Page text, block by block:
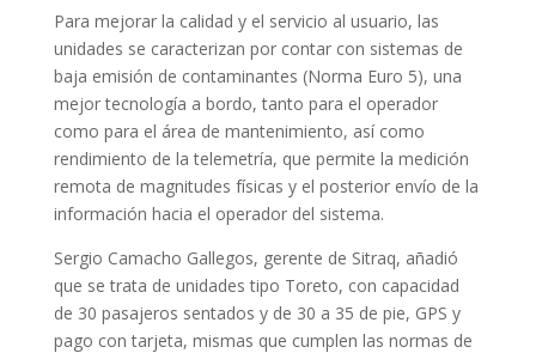
Para mejorar la calidad y el servicio al usuario, las
unidades se caracterizan por contar con sistemas de
baja emisión de contaminantes (Norma Euro 5), una
mejor tecnología a bordo, tanto para el operador
como para el área de mantenimiento, así como
rendimiento de la telemetría, que permite la medición
remota de magnitudes físicas y el posterior envío de la
información hacia el operador del sistema.
Sergio Camacho Gallegos, gerente de Sitraq, añadió
que se trata de unidades tipo Toreto, con capacidad
de 30 pasajeros sentados y de 30 a 35 de pie, GPS y
pago con tarjeta, mismas que cumplen las normas de